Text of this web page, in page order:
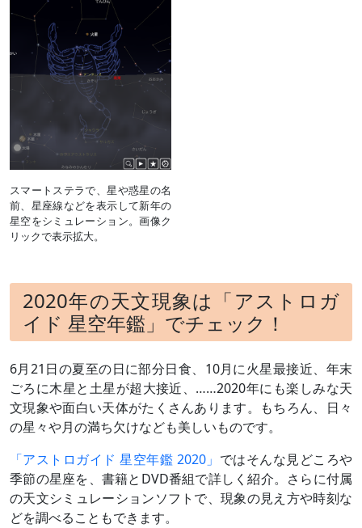
スマートステラで、星や惑星の名
前、星座線などを表示して新年の
星空をシミュレーション。画像ク
リックで表示拡大。
2020年の天文現象は「アストロガ
イド 星空年鑑」でチェック！
6月21日の夏至の日に部分日食、10月に火星最接近、年末
ごろに木星と土星が超大接近、……2020年にも楽しみな天
文現象や面白い天体がたくさんあります。もちろん、日々
の星々や月の満ち欠けなども美しいものです。
「アストロガイド 星空年鑑 2020」 ではそんな見どころや
季節の星座を、書籍とDVD番組で詳しく紹介。さらに付属
の天文シミュレーションソフトで、現象の見え方や時刻な
どを調べることもできます。